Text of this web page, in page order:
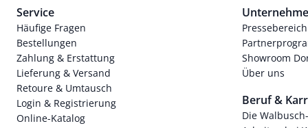
Service
Häufige Fragen
Bestellungen
Zahlung & Erstattung
Lieferung & Versand
Retoure & Umtausch
Login & Registrierung
Online-Katalog
Pressebereich
Showroom
Über uns
Beruf &
Die